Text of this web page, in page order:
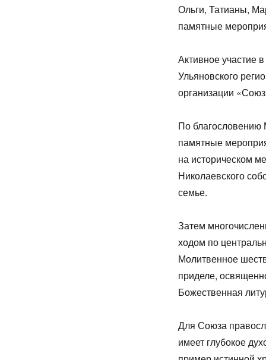
Ольги, Татианы,
памятные
Активное участие
Ульяновского
организации
По благословению
памятные
на историческом
Николаевского
семье.
Затем
ходом по
Молитвенное
приделе,
Божественная
Для Союза
имеет глубокое